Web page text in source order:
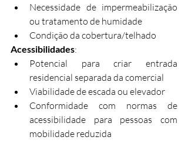
Necessidade de impermeabilização
ou tratamento de humidade
Condição da cobertura/telhado
Acessibilidades:
Potencial para criar entrada
residencial separada da comercial
Viabilidade de escada ou elevador
Conformidade com normas de
acessibilidade para pessoas com
mobilidade reduzida